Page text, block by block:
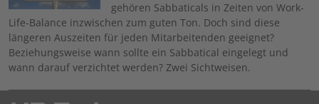
gehören Sabbaticals in Zeiten von Work-
Life-Balance inzwischen zum guten Ton. Doch sind diese
längeren Auszeiten für jeden Mitarbeitenden geeignet?
Beziehungsweise wann sollte ein Sabbatical eingelegt und
wann darauf verzichtet werden? Zwei Sichtweisen.